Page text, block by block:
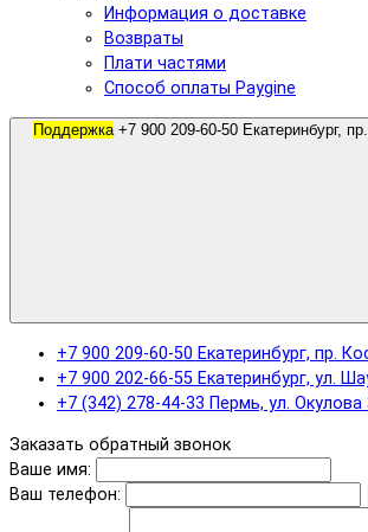
Информация о доставке
Возвраты
Плати частями
Способ оплаты Paygine
Поддержка
+7 900 209-60-50 Екатеринбург, пр.
+7 900 202-66-55 Екатеринбург, ул.
+7 (342) 278-44-33 Пермь, ул. Окулова
Заказать обратный звонок
Ваше имя:
Ваш телефон: